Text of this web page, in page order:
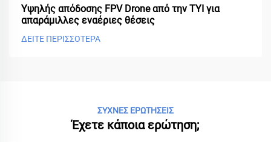
Υψηλής απόδοσης FPV Drone από την TYI για
απαράμιλλες εναέριες θέσεις
ΔΕΙΤΕ ΠΕΡΙΣΣΟΤΕΡΑ
ΣΥΧΝΕΣ ΕΡΩΤΗΣΕΙΣ
Έχετε κάποια ερώτηση;